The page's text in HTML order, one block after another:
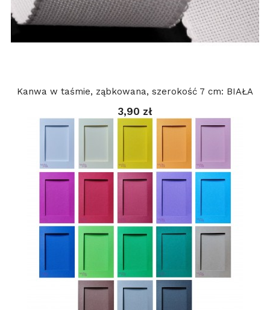
Kanwa w taśmie, ząbkowana, szerokość 7 cm: BIAŁA
3,90 zł